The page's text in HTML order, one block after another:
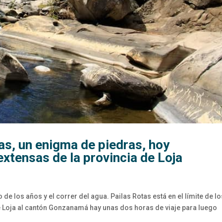
un enigma de piedras, hoy
de la provincia de Loja
los años y el correr del agua. Pailas Rotas está en el límite de
al cantón Gonzanamá hay unas dos horas de viaje para luego